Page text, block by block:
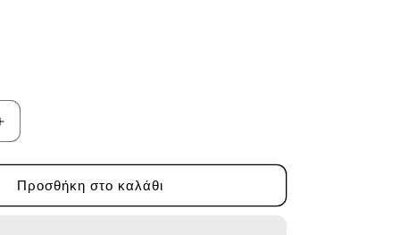
Αύξηση
Licorice
Προσθήκη στο καλάθι